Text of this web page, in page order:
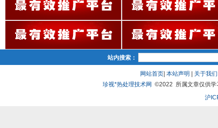
站内搜索：
网站首页| 本站声明 关于我们
珍视*热处理技术网 ©2022 所属文章仅供学
沪